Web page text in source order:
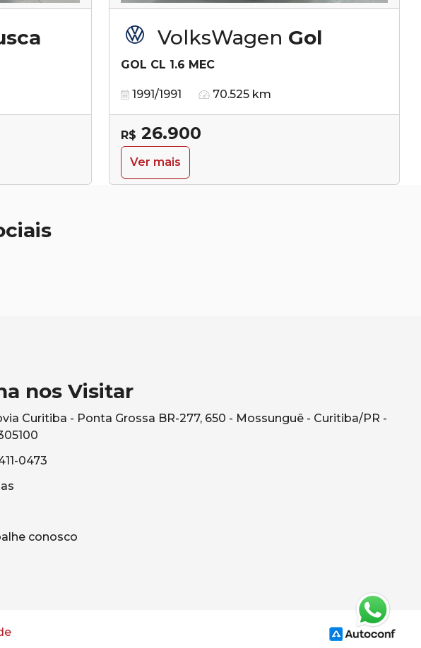
VolksWagen Gol
GOL CL 1.6 MEC
1991/1991 70.525 km
R$ 26.900
Ver mais
nos Visitar
Curitiba - Ponta Grossa BR-277, 650 - Mossunguê - Curitiba/PR -
0473
conosco